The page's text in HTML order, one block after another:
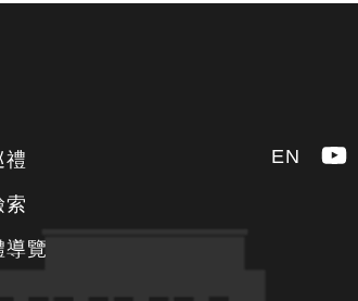
禮
索
導覽
EN